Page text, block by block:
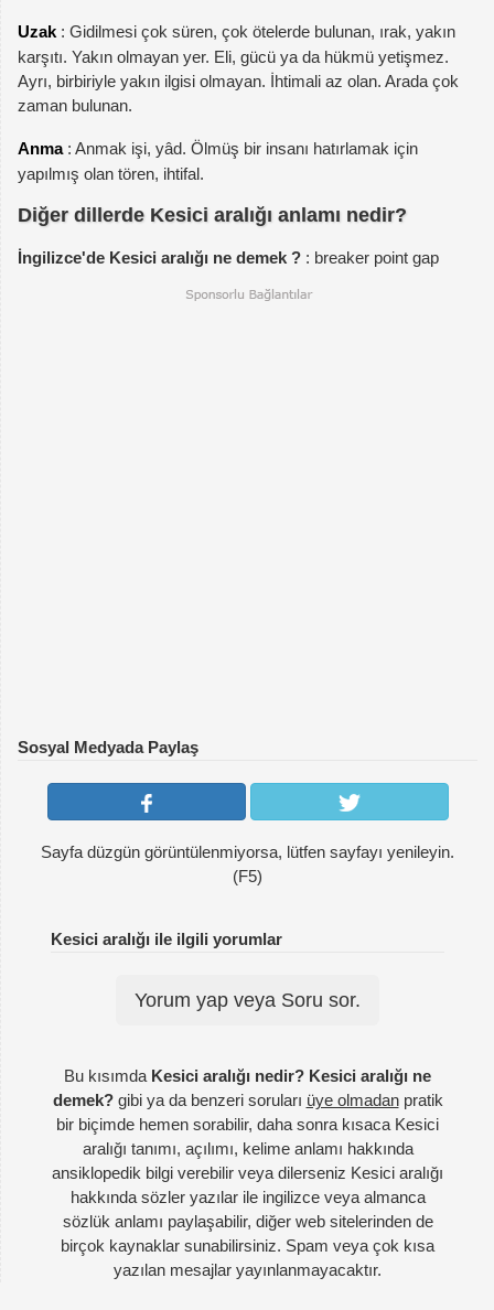
Uzak : Gidilmesi çok süren, çok ötelerde bulunan, ırak, yakın
karşıtı. Yakın olmayan yer. Eli, gücü ya da hükmü yetişmez.
Ayrı, birbiriyle yakın ilgisi olmayan. İhtimali az olan. Arada çok
zaman bulunan.
Anma: Anmak işi, yâd. Ölmüş bir insanı hatırlamak için
yapılmış olan tören, ihtifal.
Diğer dillerde Kesici aralığı anlamı nedir?
İngilizce'de Kesici aralığı ne demek ? : breaker point gap
Sosyal Medyada Paylaş
Sayfa düzgün görüntülenmiyorsa, lütfen sayfayı yenileyin.
(F5)
Kesici aralığı ile ilgili yorumlar
Yorum yap veya Soru sor.
Bu kısımda Kesici aralığı nedir? Kesici aralığı ne
demek?gibi ya da benzeri soruları üye olmadanpratik
bir biçimde hemen sorabilir, daha sonra kısaca Kesici
aralığı tanımı, açılımı, kelime anlamı hakkında
ansiklopedik bilgi verebilir veya dilerseniz Kesici aralığı
hakkında sözler yazılar ile ingilizce veya almanca
sözlük anlamı paylaşabilir, diğer web sitelerinden de
birçok kaynaklar sunabilirsiniz. Spam veya çok kısa
yazılan mesajlar yayınlanmayacaktır.